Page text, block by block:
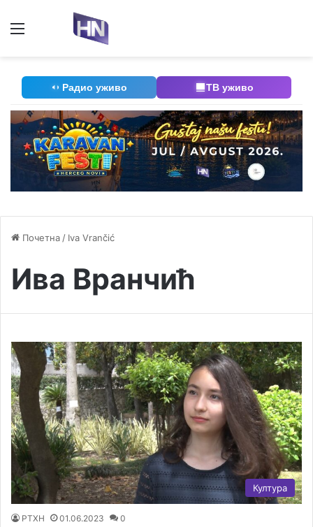
Радио уживо ТВ уживо
Почетна / Iva Vrančić
Ива Вранчић
Култура
РТХН 01.06.2023 0